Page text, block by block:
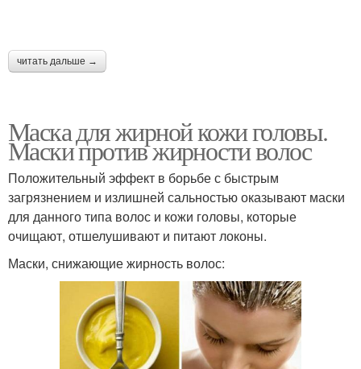
читать дальше →
Маска для жирной кожи головы.
Маски против жирности волос
Положительный эффект в борьбе с быстрым
загрязнением и излишней сальностью оказывают маски
для данного типа волос и кожи головы, которые
очищают, отшелушивают и питают локоны.
Маски, снижающие жирность волос: